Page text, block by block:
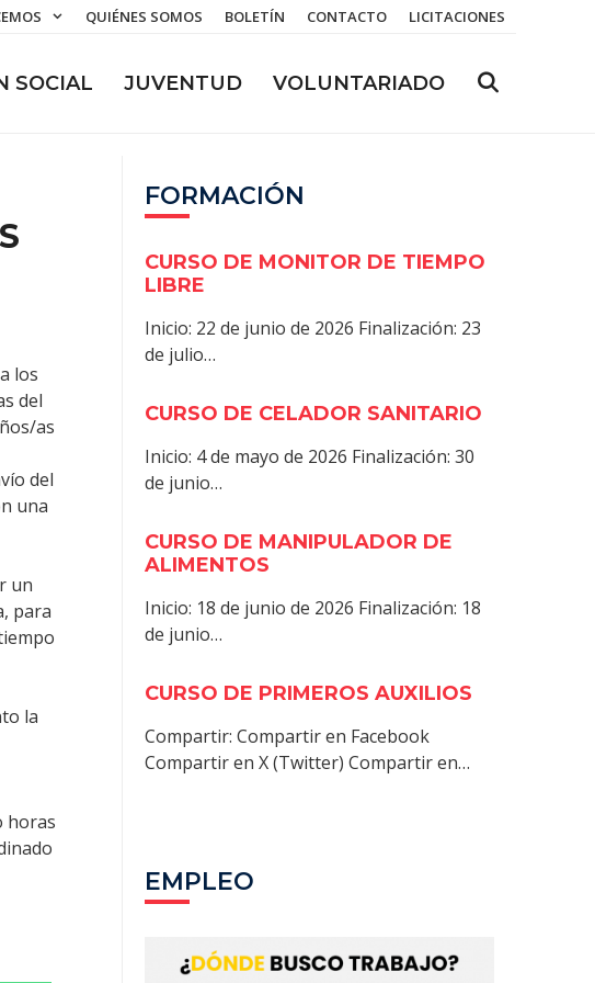
QUIÉNES SOMOS BOLETÍN CONTACTO LICITACIONES
SOCIAL JUVENTUD VOLUNTARIADO
los
del
as
del
una
un
para
la
horas
FORMACIÓN
CURSO DE MONITOR DE TIEMPO
LIBRE
Inicio: 22 de junio de 2026 Finalización: 23
de julio…
CURSO DE CELADOR SANITARIO
Inicio: 4 de mayo de 2026 Finalización: 30
de junio…
CURSO DE MANIPULADOR DE
ALIMENTOS
Inicio: 18 de junio de 2026 Finalización: 18
de junio…
CURSO DE PRIMEROS AUXILIOS
Compartir: Compartir en Facebook
Compartir en X (Twitter) Compartir en…
EMPLEO